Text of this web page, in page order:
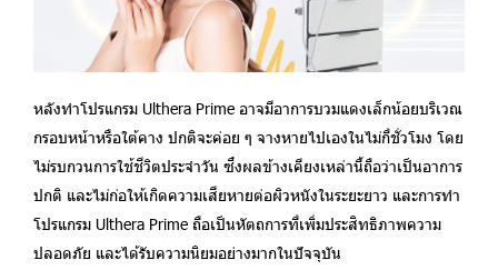
หลังทำโปรแกรม Ulthera Prime อาจมีอาการบวมแดงเล็กน้อยบริเวณ
กรอบหน้าหรือใต้คาง ปกติจะค่อย ๆ จางหายไปเองในไม่กี่ชั่วโมง โดย
ไม่รบกวนการใช้ชีวิตประจำวัน ซึ่งผลข้างเคียงเหล่านี้ถือว่าเป็นอาการ
ปกติ และไม่ก่อให้เกิดความเสียหายต่อผิวหนังในระยะยาว และการทำ
โปรแกรม Ulthera Prime ถือเป็นหัตถการที่เพิ่มประสิทธิภาพความ
ปลอดภัย และได้รับความนิยมอย่างมากในปัจจุบัน